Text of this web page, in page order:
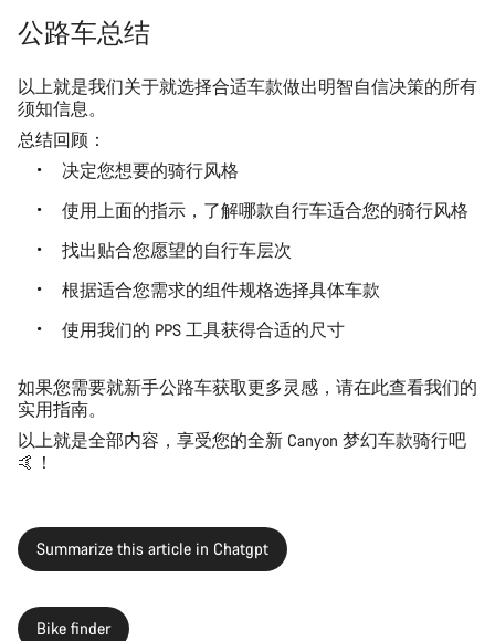
公路车总结
以上就是我们关于就选择合适车款做出明智自信决策的所有
须知信息。
总结回顾：
决定您想要的骑行风格
使用上面的指示，了解哪款自行车适合您的骑行风格
找出贴合您愿望的自行车层次
根据适合您需求的组件规格选择具体车款
使用我们的 PPS 工具获得合适的尺寸
如果您需要就新手公路车获取更多灵感，请在此查看我们的
实用指南。
以上就是全部内容，享受您的全新 Canyon 梦幻车款骑行吧
🤙！
Summarize this article in Chatgpt
Bike finder